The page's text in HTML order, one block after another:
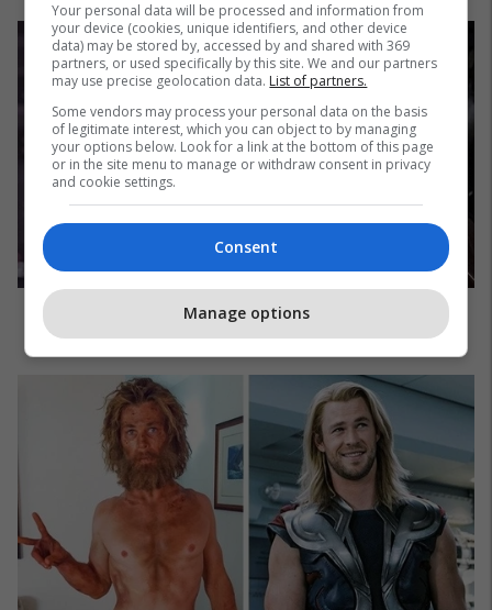
Your personal data will be processed and information from
your device (cookies, unique identifiers, and other device
data) may be stored by, accessed by and shared with 369
partners, or used specifically by this site. We and our partners
may use precise geolocation data. List of partners.
Some vendors may process your personal data on the basis
of legitimate interest, which you can object to by managing
your options below. Look for a link at the bottom of this page
or in the site menu to manage or withdraw consent in privacy
and cookie settings.
Consent
Manage options